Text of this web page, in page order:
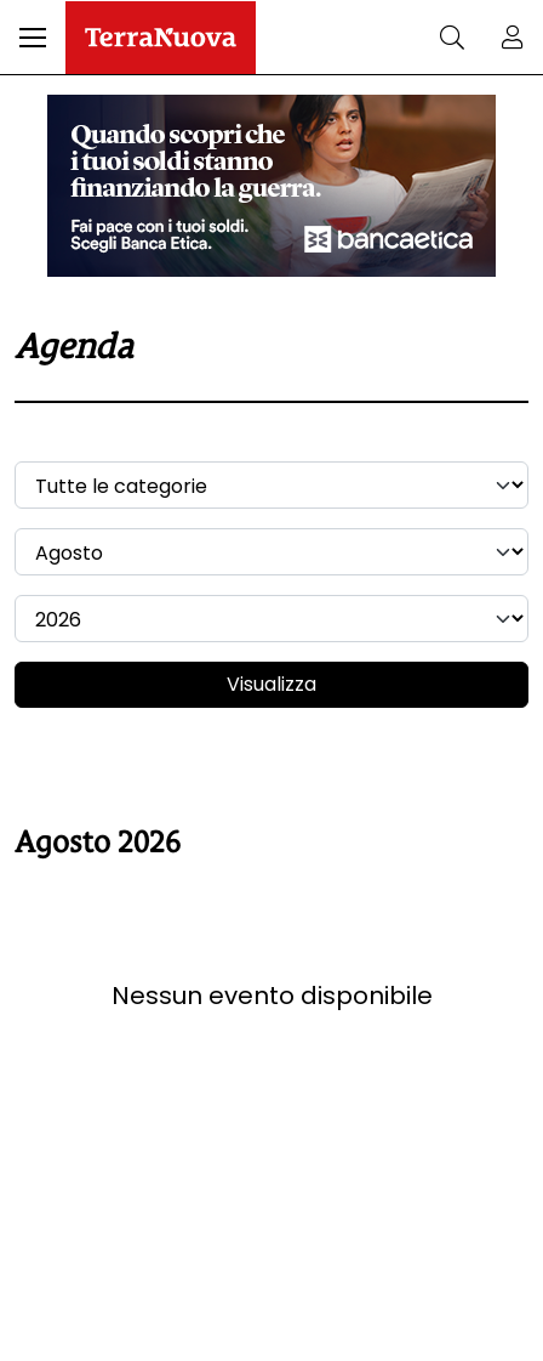
Agenda
Visualizza
Agosto 2026
Nessun evento disponibile